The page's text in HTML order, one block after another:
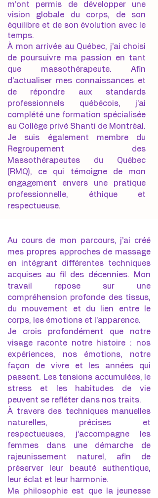
m’ont permis de développer une
vision globale du corps, de son
équilibre et de son évolution avec le
temps.
À mon arrivée au Québec, j’ai choisi
de poursuivre ma passion en tant
que massothérapeute. Afin
d’actualiser mes connaissances et
de répondre aux standards
professionnels québécois, j’ai
complété une formation spécialisée
au Collège privé Shanti de Montréal.
Je suis également membre du
Regroupement des
Massothérapeutes du Québec
(RMQ), ce qui témoigne de mon
engagement envers une pratique
professionnelle, éthique et
respectueuse.
Au cours de mon parcours, j’ai créé
mes propres approches de massage
en intégrant différentes techniques
acquises au fil des décennies. Mon
travail repose sur une
compréhension profonde des tissus,
du mouvement et du lien entre le
corps, les émotions et l’apparence.
Je crois profondément que notre
visage raconte notre histoire : nos
expériences, nos émotions, notre
façon de vivre et les années qui
passent. Les tensions accumulées, le
stress et les habitudes de vie
peuvent se refléter dans nos traits.
À travers des techniques manuelles
naturelles, précises et
respectueuses, j’accompagne les
femmes dans une démarche de
rajeunissement naturel, afin de
préserver leur beauté authentique,
leur éclat et leur harmonie.
Ma philosophie est que la jeunesse